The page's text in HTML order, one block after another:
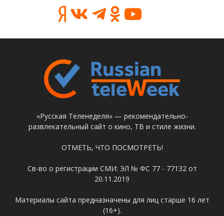
«Русская Теленеделя» — рекомендательно-
развлекательный сайт о кино, ТВ и стиле жизни.
ОТМЕТЬ, ЧТО ПОСМОТРЕТЬ!
Св-во о регистрации СМИ: ЭЛ № ФС 77 - 77132 от
20.11.2019
Материалы сайта предназначены для лиц старше 16 лет
(16+).